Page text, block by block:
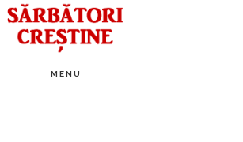
MENU